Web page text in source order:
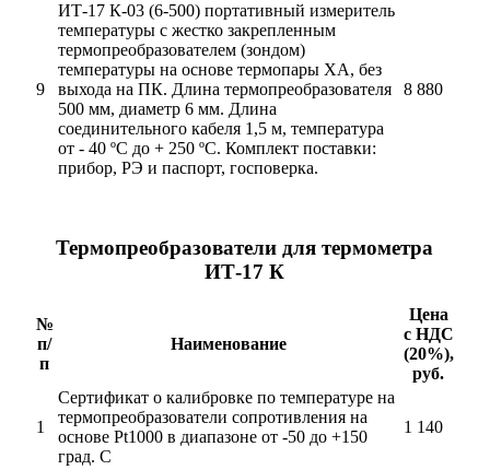
9
ИТ-17 К-03 (6-500) портативный измеритель
температуры с жестко закрепленным
термопреобразователем (зондом)
температуры на основе термопары ХА, без
выхода на ПК. Длина термопреобразователя
500 мм, диаметр 6 мм. Длина
соединительного кабеля 1,5 м, температура
от - 40 ºС до + 250 ºС. Комплект поставки:
прибор, РЭ и паспорт, госповерка.
8 880
Термопреобразователи для термометра
ИТ-17 К
№
п/
п
Наименование
Цена
с НДС
(20%),
руб.
1
Сертификат о калибровке по температуре на
термопреобразователи сопротивления на
основе Pt1000 в диапазоне от -50 до +150
град. С
1 140